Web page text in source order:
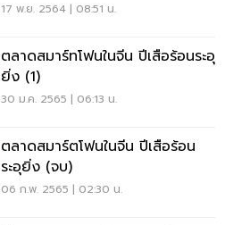
17 พ.ย. 2564 | 08:51 น.
ตลาดสมาร์ทโฟนในจีน ปีเสือร้อนระอุ
ยิ่ง (1)
30 ม.ค. 2565 | 06:13 น.
ตลาดสมาร์ตโฟนในจีน ปีเสือร้อน
ระอุยิ่ง (จบ)
06 ก.พ. 2565 | 02:30 น.